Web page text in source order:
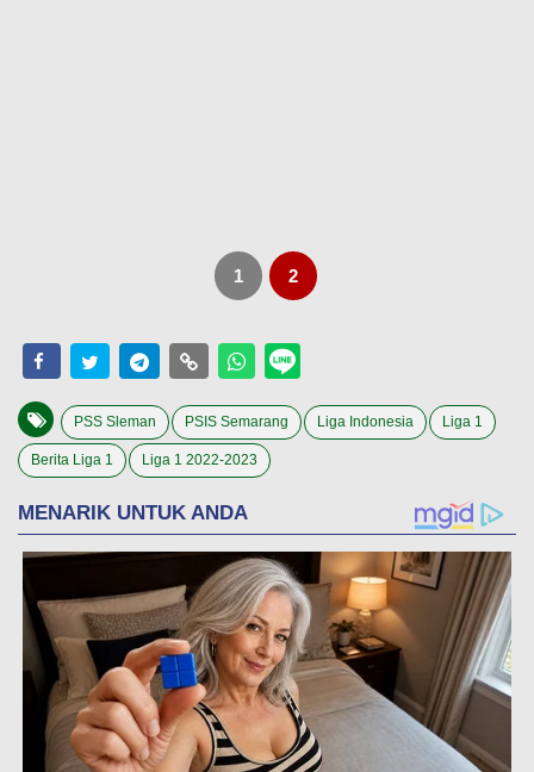
1 2
PSS Sleman PSIS Semarang Liga Indonesia Liga 1
Berita Liga 1 Liga 1 2022-2023